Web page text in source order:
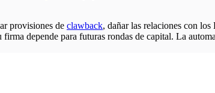
provisiones de clawback, dañar las relaciones con
depende para futuras rondas de capital. La